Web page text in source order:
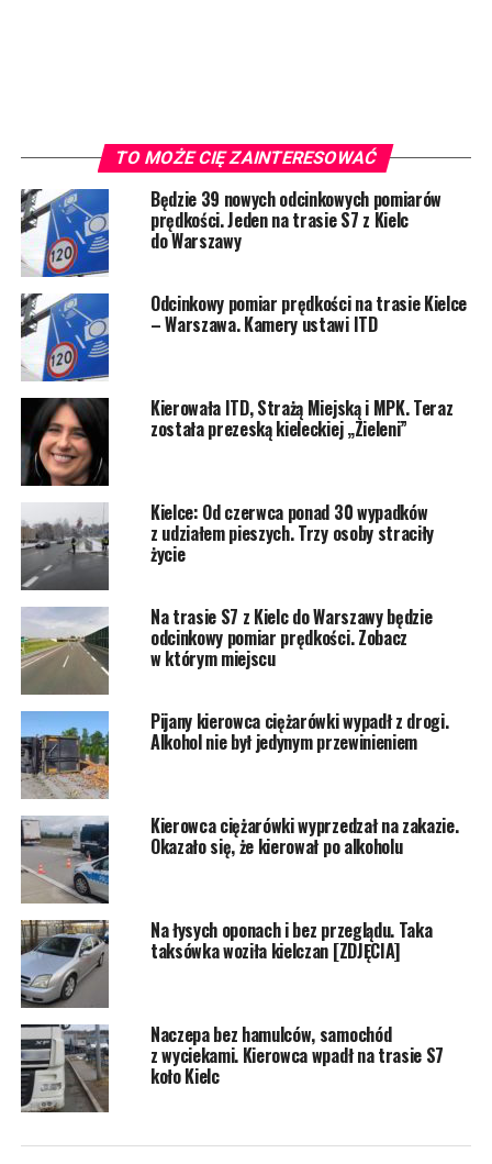
TO MOŻE CIĘ ZAINTERESOWAĆ
Będzie 39 nowych odcinkowych pomiarów
prędkości. Jeden na trasie S7 z Kielc
do Warszawy
Odcinkowy pomiar prędkości na trasie Kielce
– Warszawa. Kamery ustawi ITD
Kierowała ITD, Strażą Miejską i MPK. Teraz
została prezeską kieleckiej „Zieleni”
Kielce: Od czerwca ponad 30 wypadków
z udziałem pieszych. Trzy osoby straciły
życie
Na trasie S7 z Kielc do Warszawy będzie
odcinkowy pomiar prędkości. Zobacz
w którym miejscu
Pijany kierowca ciężarówki wypadł z drogi.
Alkohol nie był jedynym przewinieniem
Kierowca ciężarówki wyprzedzał na zakazie.
Okazało się, że kierował po alkoholu
Na łysych oponach i bez przeglądu. Taka
taksówka woziła kielczan [ZDJĘCIA]
Naczepa bez hamulców, samochód
z wyciekami. Kierowca wpadł na trasie S7
koło Kielc